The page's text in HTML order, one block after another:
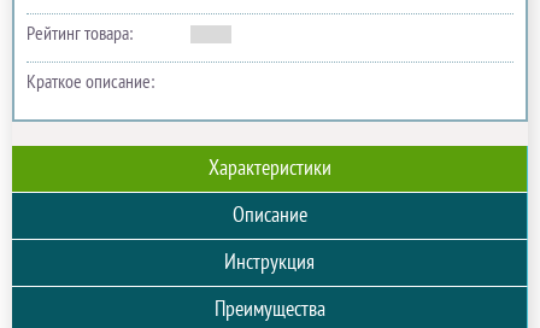
Рейтинг товара:
Краткое описание:
Характеристики
Описание
Инструкция
Преимущества